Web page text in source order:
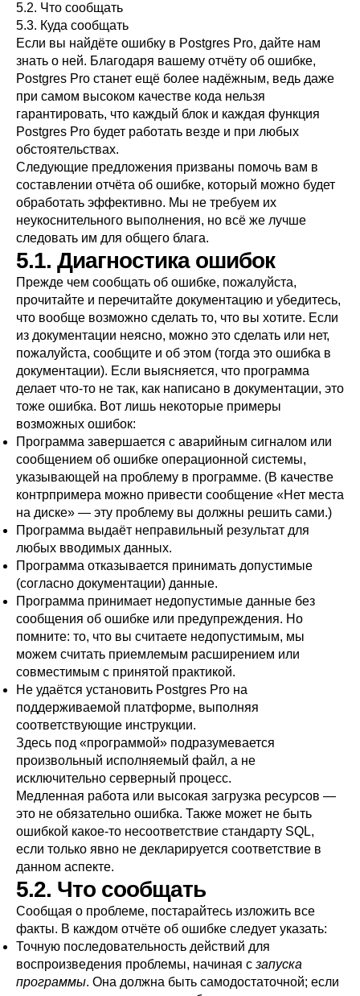
5.2. Что сообщать
5.3. Куда сообщать
Если вы найдёте ошибку в Postgres Pro, дайте нам
знать о ней. Благодаря вашему отчёту об ошибке,
Postgres Pro станет ещё более надёжным, ведь даже
при самом высоком качестве кода нельзя
гарантировать, что каждый блок и каждая функция
Postgres Pro будет работать везде и при любых
обстоятельствах.
Следующие предложения призваны помочь вам в
составлении отчёта об ошибке, который можно будет
обработать эффективно. Мы не требуем их
неукоснительного выполнения, но всё же лучше
следовать им для общего блага.
5.1. Диагностика ошибок
Прежде чем сообщать об ошибке, пожалуйста,
прочитайте и перечитайте документацию и убедитесь,
что вообще возможно сделать то, что вы хотите. Если
из документации неясно, можно это сделать или нет,
пожалуйста, сообщите и об этом (тогда это ошибка в
документации). Если выясняется, что программа
делает что-то не так, как написано в документации, это
тоже ошибка. Вот лишь некоторые примеры
возможных ошибок:
Программа завершается с аварийным сигналом или
сообщением об ошибке операционной системы,
указывающей на проблему в программе. (В качестве
контрпримера можно привести сообщение «Нет места
на диске» — эту проблему вы должны решить сами.)
Программа выдаёт неправильный результат для
любых вводимых данных.
Программа отказывается принимать допустимые
(согласно документации) данные.
Программа принимает недопустимые данные без
сообщения об ошибке или предупреждения. Но
помните: то, что вы считаете недопустимым, мы
можем считать приемлемым расширением или
совместимым с принятой практикой.
Не удаётся установить Postgres Pro на
поддерживаемой платформе, выполняя
соответствующие инструкции.
Здесь под «программой» подразумевается
произвольный исполняемый файл, а не
исключительно серверный процесс.
Медленная работа или высокая загрузка ресурсов —
это не обязательно ошибка. Также может не быть
ошибкой какое-то несоответствие стандарту SQL,
если только явно не декларируется соответствие в
данном аспекте.
5.2. Что сообщать
Сообщая о проблеме, постарайтесь изложить все
факты. В каждом отчёте об ошибке следует указать:
Точную последовательность действий для
воспроизведения проблемы, начиная с запуска
программы. Она должна быть самодостаточной; если